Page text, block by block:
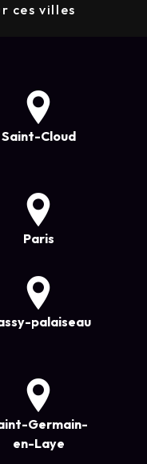
ces villes
Saint-Cloud
Paris
palaiseau
Germain-
en-Laye